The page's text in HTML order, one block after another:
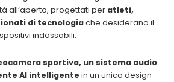
all’aperto, progettati per atleti,
di tecnologiache desiderano il
indossabili.
sportiva, un sistema audio
AI intelligente in un unico design